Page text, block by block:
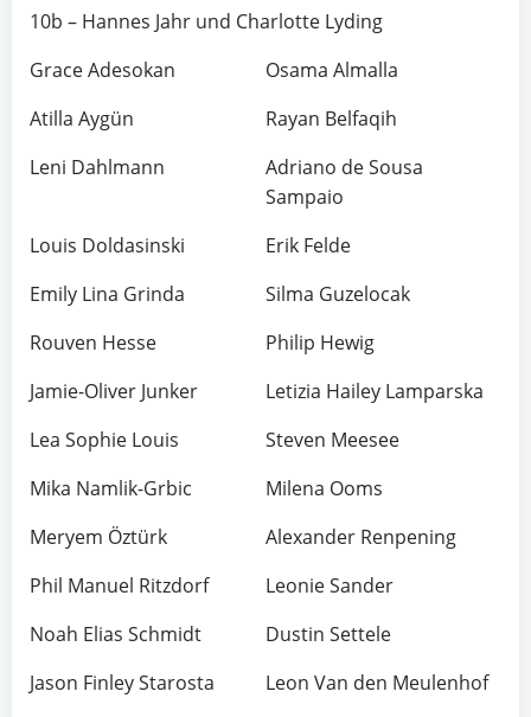
10b – Hannes Jahr und Charlotte Lyding
Grace Adesokan
Osama Almalla
Atilla Aygün
Rayan Belfaqih
Leni Dahlmann
Adriano de Sousa
Sampaio
Louis Doldasinski
Erik Felde
Emily Lina Grinda
Silma Guzelocak
Rouven Hesse
Philip Hewig
Jamie-Oliver Junker
Letizia Hailey Lamparska
Lea Sophie Louis
Steven Meesee
Mika Namlik-Grbic
Milena Ooms
Meryem Öztürk
Alexander Renpening
Phil Manuel Ritzdorf
Leonie Sander
Noah Elias Schmidt
Dustin Settele
Jason Finley Starosta
Leon Van den Meulenhof